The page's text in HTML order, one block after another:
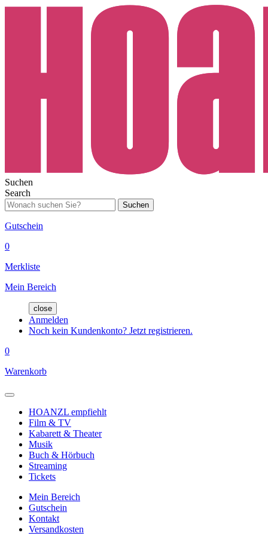
Suchen
Search
Suchen
Gutschein
0
Merkliste
Mein Bereich
close
Anmelden
Noch kein Kundenkonto? Jetzt registrieren.
0
Warenkorb
HOANZL empfiehlt
Film & TV
Kabarett & Theater
Musik
Buch & Hörbuch
Streaming
Tickets
Mein Bereich
Gutschein
Kontakt
Versandkosten